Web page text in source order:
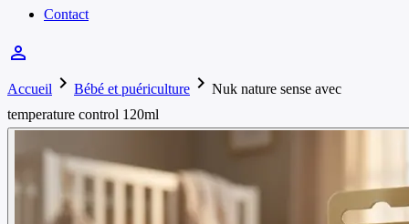
Contact
person_outline
Accueil chevron_right Bébé et puériculture chevron_right Nuk nature sense avec
temperature control 120ml